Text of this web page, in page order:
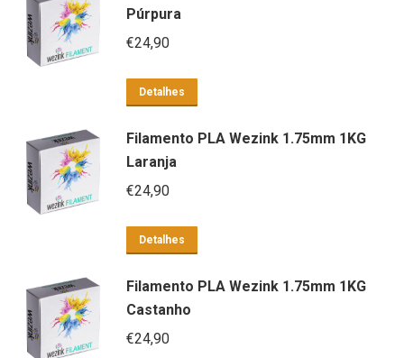
Púrpura
€24,90
Detalhes
Filamento PLA Wezink 1.75mm 1KG
Laranja
€24,90
Detalhes
Filamento PLA Wezink 1.75mm 1KG
Castanho
€24,90